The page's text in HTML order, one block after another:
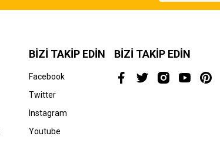
BİZİ TAKİP EDİN
Facebook
Twitter
Instagram
Youtube
BİZİ TAKİP EDİN